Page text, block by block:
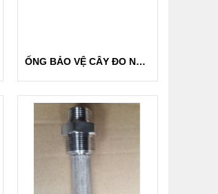
ỐNG BẢO VỆ CÂY ĐO NHIỆT ĐỘ BẰNG CERAMIC THERMOCOUPLE PROTECTION TUBE （CERAMICS MATERIAL）